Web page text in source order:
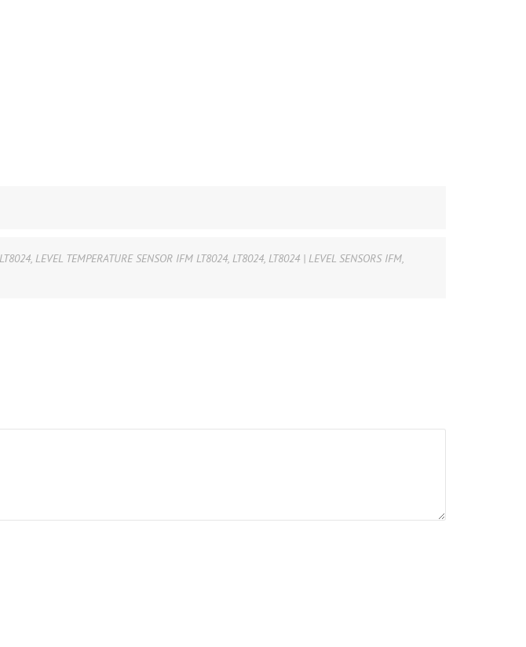
, LEVEL TEMPERATURE SENSOR IFM LT8024, LT8024, LT8024 | LEVEL SENSORS IFM,